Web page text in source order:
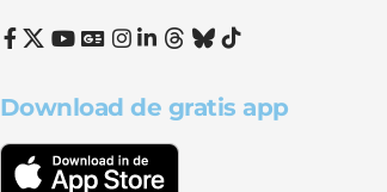
Download de gratis app